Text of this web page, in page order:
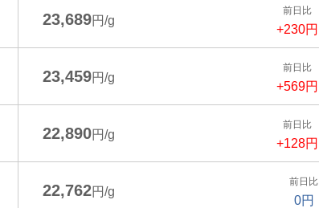
23,689円/g
前日比
+230円
23,459円/g
前日比
+569円
22,890円/g
前日比
+128円
22,762円/g
前日比
0円